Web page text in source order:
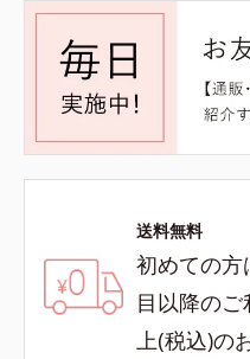
送料無料
初めての方
目以降の
上(税込)の